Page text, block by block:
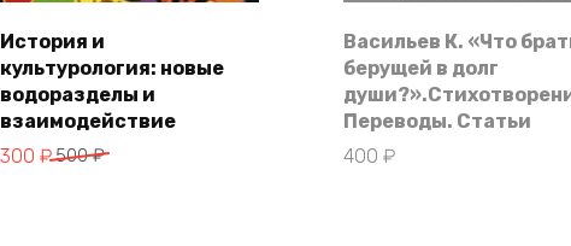
В корзину
История и
культурология: новые
водоразделы и
взаимодействие
500₽
Первоначальная
300 ₽
Текущая
Васильев К. «Что
берущей в долг
Переводы. Статьи
400 ₽